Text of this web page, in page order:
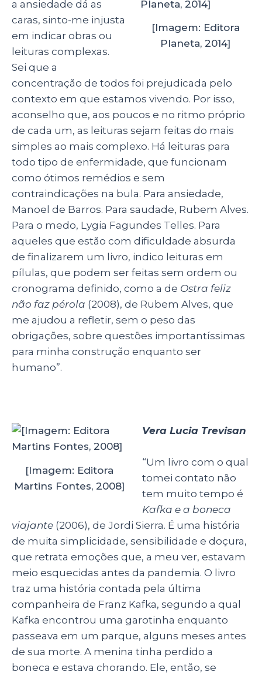
[Imagem: Editora
Planeta, 2014]
a ansiedade dá as
caras, sinto-me injusta
em indicar obras ou
leituras complexas.
Sei que a
concentração de todos foi prejudicada pelo
contexto em que estamos vivendo. Por isso,
aconselho que, aos poucos e no ritmo próprio
de cada um, as leituras sejam feitas do mais
simples ao mais complexo. Há leituras para
todo tipo de enfermidade, que funcionam
como ótimos remédios e sem
contraindicações na bula. Para ansiedade,
Manoel de Barros. Para saudade, Rubem Alves.
Para o medo, Lygia Fagundes Telles. Para
aqueles que estão com dificuldade absurda
de finalizarem um livro, indico leituras em
pílulas, que podem ser feitas sem ordem ou
cronograma definido, como a de Ostra feliz
não faz pérola (2008), de Rubem Alves, que
me ajudou a refletir, sem o peso das
obrigações, sobre questões importantíssimas
para minha construção enquanto ser
humano”.
[Imagem: Editora
Martins Fontes, 2008]
Vera Lucia Trevisan
“Um livro com o qual
tomei contato não
tem muito tempo é
Kafka e a boneca
viajante (2006), de Jordi Sierra. É uma história
de muita simplicidade, sensibilidade e doçura,
que retrata emoções que, a meu ver, estavam
meio esquecidas antes da pandemia. O livro
traz uma história contada pela última
companheira de Franz Kafka, segundo a qual
Kafka encontrou uma garotinha enquanto
passeava em um parque, alguns meses antes
de sua morte. A menina tinha perdido a
boneca e estava chorando. Ele, então, se